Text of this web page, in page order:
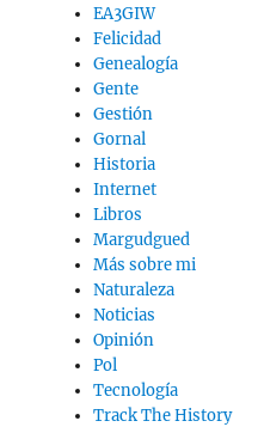
EA3GIW
Felicidad
Genealogía
Gente
Gestión
Gornal
Historia
Internet
Libros
Margudgued
Más sobre mi
Naturaleza
Noticias
Opinión
Pol
Tecnología
Track The History